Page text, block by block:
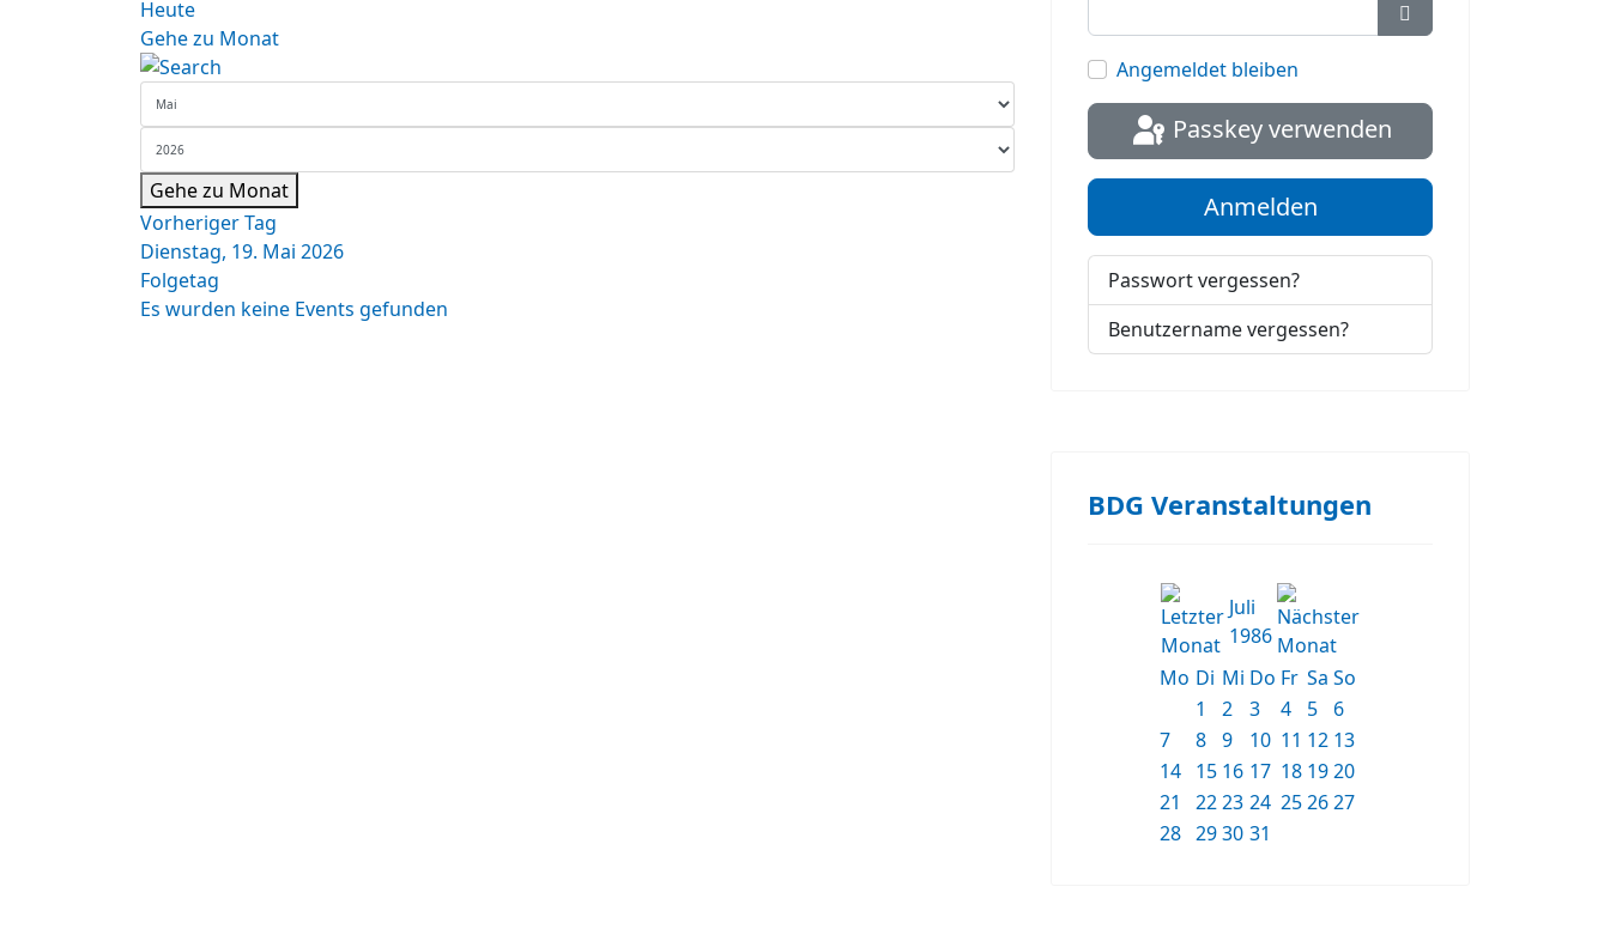
Heute
Gehe zu Monat
Gehe zu Monat
Vorheriger Tag
Dienstag, 19. Mai 2026
Folgetag
Es wurden keine Events gefunden
Passwort anzeigen
Angemeldet bleiben
Passkey verwenden
Anmelden
Passwort vergessen?
Benutzername vergessen?
BDG Veranstaltungen
Juli
1986
Mo Di Mi Do Fr Sa So
1
2 3 4 5
6
7
8 9 10 11 12 13
14 15 16 17 18 1920
21
2223 24 252627
28 2930 31